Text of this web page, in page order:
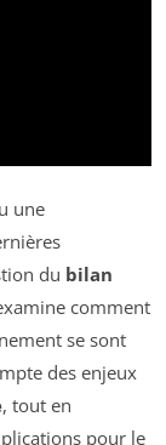
une
du bilan
comment
se sont
des enjeux
, tout en
pour le